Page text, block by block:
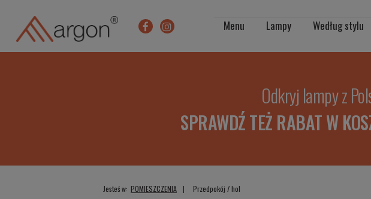
Menu Lampy Według stylu
Odkryj lampy z
SPRAWDŹ TEŻ RABAT W
Jesteś w: POMIESZCZENIA Przedpokój / hol